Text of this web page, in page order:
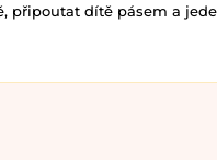
připoutat dítě pásem a